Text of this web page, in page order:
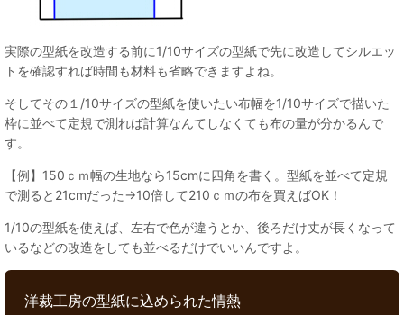
実際の型紙を改造する前に1/10サイズの型紙で先に改造してシルエッ
トを確認すれば時間も材料も省略できますよね。
そしてその１/10サイズの型紙を使いたい布幅を1/10サイズで描いた
枠に並べて定規で測れば計算なんてしなくても布の量が分かるんで
す。
【例】150ｃｍ幅の生地なら15cmに四角を書く。型紙を並べて定規
で測ると21cmだった→10倍して210ｃｍの布を買えばOK！
1/10の型紙を使えば、左右で色が違うとか、後ろだけ丈が長くなって
いるなどの改造をしても並べるだけでいいんですよ。
洋裁工房の型紙に込められた情熱